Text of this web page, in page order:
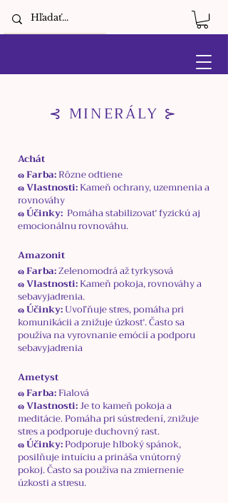
⊰ MINERÁLY ⊱
Achát
๑ Farba:Rôzne odtiene
๑ Vlastnosti:Kameň ochrany, uzemnenia a
rovnováhy
๑ Účinky: Pomáha stabilizovať fyzickú aj
emocionálnu rovnováhu.
Amazonit
๑ Farba:Zelenomodrá až tyrkysová
๑ Vlastnosti:Kameň pokoja, rovnováhy a
sebavyjadrenia.
๑ Účinky:Uvoľňuje stres, pomáha pri
komunikácii a znižuje úzkosť. Často sa
používa na vyrovnanie emócií a podporu
sebavyjadrenia
Ametyst
๑ Farba:Fialová
๑ Vlastnosti:Je to kameň pokoja a
meditácie. Pomáha pri sústredení, znižuje
stres a podporuje duchovný rast.
๑ Účinky:Podporuje hlboký spánok,
posilňuje intuíciu a prináša vnútorný
pokoj. Často sa používa na zmiernenie
úzkosti a stresu.